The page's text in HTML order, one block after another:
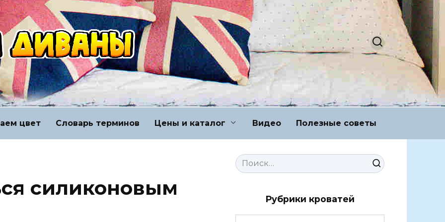
цвет Словарь терминов Цены и каталог Видео Полезные советы
силиконовым
Search
for:
Рубрики кроватей